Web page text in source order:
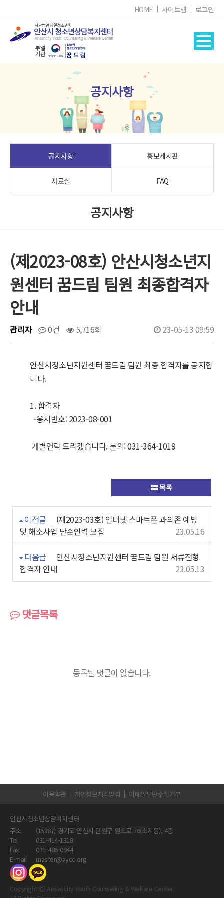
HOME 사이트맵 로그인
공지사항
공지사항 홍보게시판
자료실 FAQ
공지사항
(제2023-08호) 안산시청소년지
원센터 꿈드림 팀원 최종합격자
안내
관리자 0건 5,716회 23-05-13 09:59
안산시청소년지원센터 꿈드림 팀원 최종 합격자를 공지합
니다.
1. 합격자
-응시번호: 2023-08-001
개별연락 드리겠습니다. 문의: 031-364-1019
목록
이전글
(제2023-03호) 인터넷 스마트폰 과의존 예방
및 해소사업 단순인력 모집
23.05.16
다음글
안산시청소년지원센터 꿈드림 팀원 서류전형
합격자 안내
23.05.13
댓글목록
등록된 댓글이 없습니다.
이용약관 개인정보처리방침 이메일무단수집거부
안산시청소년상담복지센터
주소
(15387) 경기도 안산시 단원구 원초로 76(초지동), 4층
Tel
031-414-1318
Fax
031-486-0944
E-mail
master@aycc.org
Copyright
Ansancity Youth Counseling & Welfare Center.